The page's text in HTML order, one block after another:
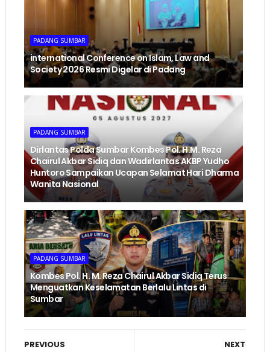
PADANG SUMBAR
international Conference on Islam, Law and
Society 2026 Resmi Digelar di Padang
PADANG SUMBAR
Dirlantas Polda Sumbar Kombes Pol. H.M. Reza
Chairul Akbar Sidiq dan Wadirlantas AKBP Yudho
Huntoro Sampaikan Ucapan Selamat Hari Dharma
Wanita Nasional
PADANG SUMBAR
Kombes Pol. H. M. Reza Chairul Akbar Sidiq Terus
Menguatkan Keselamatan Berlalu Lintas di
Sumbar
NEXT
PREVIOUS